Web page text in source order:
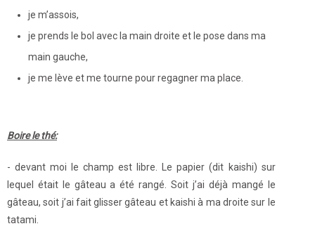
je m’assois,
je prends le bol avec la main droite et le pose dans ma
main gauche,
je me lève et me tourne pour regagner ma place.
Boire le thé:
- devant moi le champ est libre. Le papier (dit kaishi) sur
lequel était le gâteau a été rangé. Soit j’ai déjà mangé le
gâteau, soit j’ai fait glisser gâteau et kaishi à ma droite sur le
tatami.